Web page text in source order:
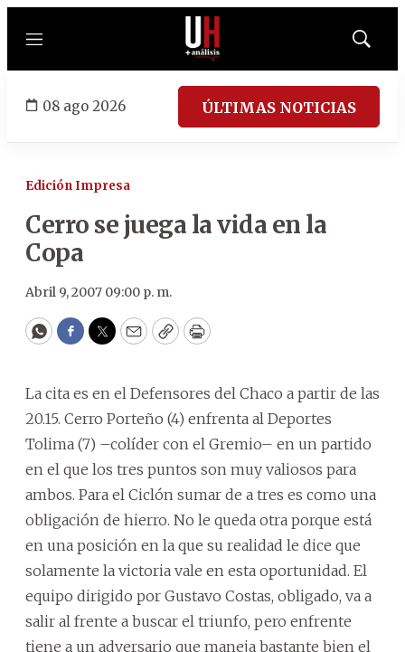
Menú
Mostrar
08 ago 2026 ÚLTIMAS NOTICIAS
Edición Impresa
Cerro se juega la vida en la
Copa
Abril 9, 2007 09:00 p. m.
WhatsApp
Facebook
Twitter
EmailCopyPrint
La cita es en el Defensores del Chaco a partir de las
20.15. Cerro Porteño (4) enfrenta al Deportes
Tolima (7) –colíder con el Gremio– en un partido
en el que los tres puntos son muy valiosos para
ambos. Para el Ciclón sumar de a tres es como una
obligación de hierro. No le queda otra porque está
en una posición en la que su realidad le dice que
solamente la victoria vale en esta oportunidad. El
equipo dirigido por Gustavo Costas, obligado, va a
salir al frente a buscar el triunfo, pero enfrente
tiene a un adversario que maneja bastante bien el